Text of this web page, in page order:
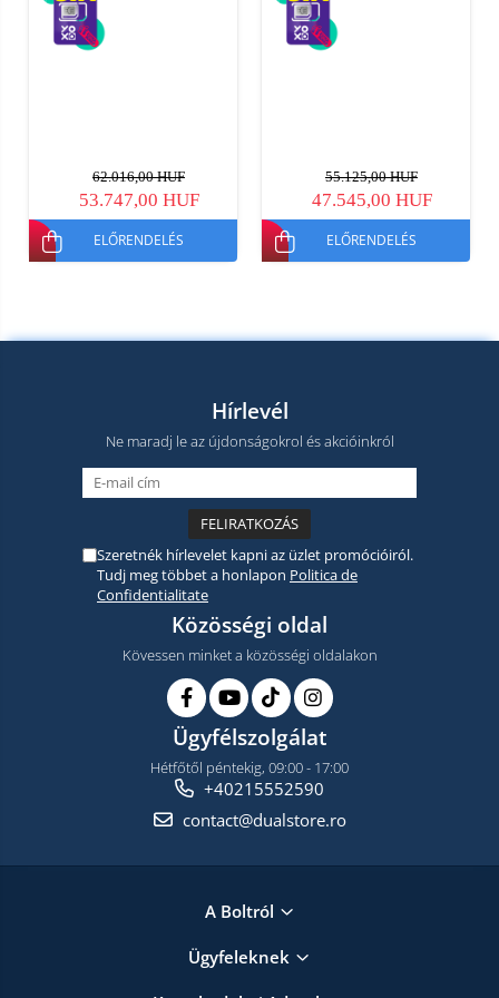
62.016,00 HUF
53.747,00 HUF
ELŐRENDELÉS
55.125,00 HUF
47.545,00 HUF
ELŐRENDELÉS
Hírlevél
Ne maradj le az újdonságokrol és akcióinkról
Szeretnék hírlevelet kapni az üzlet promócióiról.
Tudj meg többet a honlapon Politica de
Confidentialitate
Közösségi oldal
Kövessen minket a közösségi oldalakon
Ügyfélszolgálat
Hétfőtől péntekig, 09:00 - 17:00
+40215552590
contact@dualstore.ro
A Boltról
Ügyfeleknek